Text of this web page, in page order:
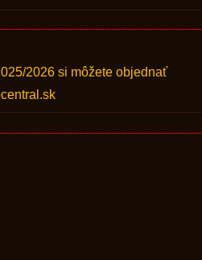
2026 si môžete objednať